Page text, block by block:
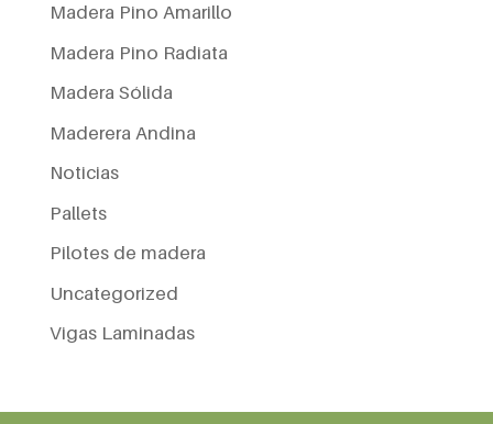
Madera Pino Amarillo
Madera Pino Radiata
Madera Sólida
Maderera Andina
Noticias
Pallets
Pilotes de madera
Uncategorized
Vigas Laminadas